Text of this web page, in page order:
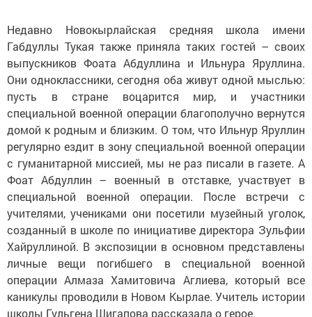
Недавно Новокырлайская средняя школа имени
Габдуллы Тукая также приняла таких гостей – своих
выпускников Фоата Абдуллина и Ильнура Яруллина.
Они одноклассники, сегодня оба живут одной мыслью:
пусть в стране воцарится мир, и участники
специальной военной операции благополучно вернутся
домой к родным и близким. О том, что Ильнур Яруллин
регулярно ездит в зону специальной военной операции
с гуманитарной миссией, мы не раз писали в газете. А
Фоат Абдуллин – военный в отставке, участвует в
специальной военной операции. После встречи с
учителями, учениками они посетили музейный уголок,
созданный в школе по инициативе директора Зульфии
Хайруллиной. В экспозиции в основном представлены
личные вещи погибшего в специальной военной
операции Алмаза Хамитовича Аглиева, который все
каникулы проводили в Новом Кырлае. Учитель истории
школы Гульгена Шигапова рассказала о герое.